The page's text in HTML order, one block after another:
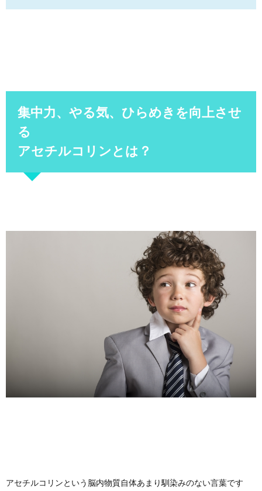
集中力、やる気、ひらめきを向上させ
る
アセチルコリンとは？
アセチルコリンという脳内物質自体あまり馴染みのない言葉です